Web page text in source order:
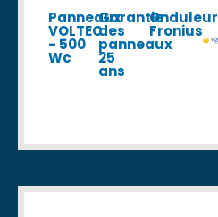
Panneaux
VOLTEC
- 500
Wc
Garantie
des
panneaux
25
ans
Onduleur
Fronius